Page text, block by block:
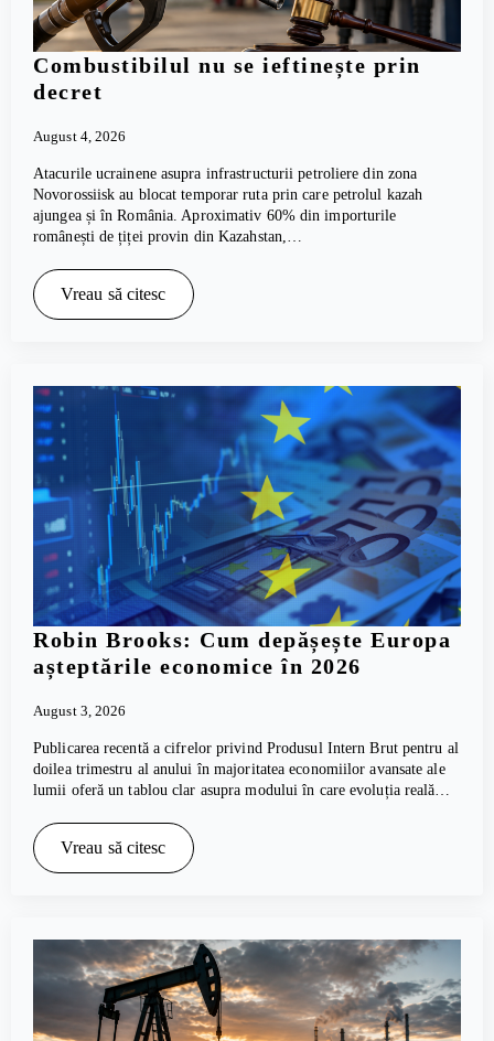
Combustibilul nu se ieftinește prin
decret
August 4, 2026
Atacurile ucrainene asupra infrastructurii petroliere din zona
Novorossiisk au blocat temporar ruta prin care petrolul kazah
ajungea și în România. Aproximativ 60% din importurile
românești de țiței provin din Kazahstan,…
Vreau să citesc
Robin Brooks: Cum depășește Europa
așteptările economice în 2026
August 3, 2026
Publicarea recentă a cifrelor privind Produsul Intern Brut pentru al
doilea trimestru al anului în majoritatea economiilor avansate ale
lumii oferă un tablou clar asupra modului în care evoluția reală…
Vreau să citesc